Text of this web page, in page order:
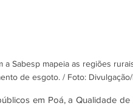
a Sabesp mapeia as regiões
de esgoto. / Foto: Divulgação/
em Poá, a Qualidade